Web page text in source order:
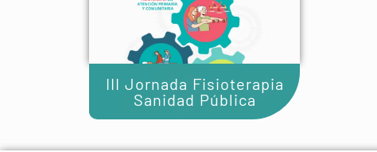
III Jornada Fisioterapia
Sanidad Pública